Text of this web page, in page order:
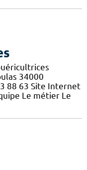
34000
88 63 Site Internet
Le métier Le